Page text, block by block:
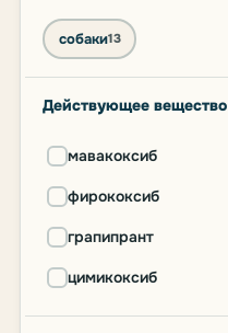
собаки13
Действующее вещество
мавакоксиб
фирококсиб
грапипрант
цимикоксиб